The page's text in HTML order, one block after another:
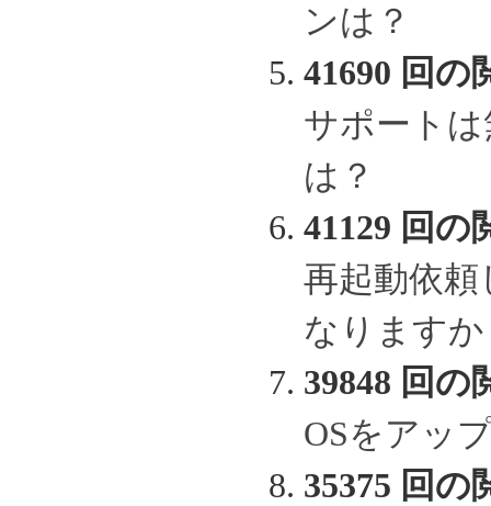
ンは？
41690 回の
サポート
は？
41129 回の
再起動依
なりますか
39848 回の
OSをアッ
35375 回の